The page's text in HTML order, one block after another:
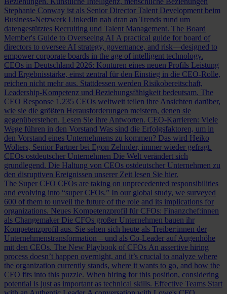
Stephanie Conway ist als Senior Director Talent Development beim
Business-Netzwerk LinkedIn nah dran an Trends rund um
datengestütztes Recruiting und Talent Management. The Board
Member's Guide to Overseeing AI A practical guide for board of
directors to oversee AI strategy, governance, and risk—designed to
empower corporate boards in the age of intelligent technology.
CEOs in Deutschland 2026: Konturen eines neuen Profils Leistung
und Ergebnisstärke, einst zentral für den Einstieg in die CEO-Rolle,
reichen nicht mehr aus. Stattdessen werden Risikobereitschaft,
Leadership-Kompetenz und Beziehungsfähigkeit bedeutsam. The
CEO Response 1.235 CEOs weltweit teilen ihre Ansichten darüber,
wie sie die größten Herausforderungen meistern, denen sie
gegenüberstehen. Lesen Sie ihre Antworten. CEO-Karrieren: Viele
Wege führen in den Vorstand Was sind die Erfolgsfaktoren, um in
den Vorstand eines Unternehmens zu kommen? Das wird Heiko
Wolters, Senior Partner bei Egon Zehnder, immer wieder gefragt.
CEOs ostdeutscher Unternehmen Die Welt verändert sich
grundlegend. Die Haltung von CEOs ostdeutscher Unternehmen zu
den disruptiven Ereignissen unserer Zeit lesen Sie hier.
The Super CFO CFOs are taking on unprecedented responsibilities
and evolving into “super CFOs.” In our global study, we surveyed
600 of them to unveil the future of the role and its implications for
organizations. Neues Kompetenzprofil für CFOs: Finanzchef:innen
als Changemaker Die CFOs großer Unternehmen bauen ihr
Kompetenzprofil aus. Sie sehen sich heute als Treiber:innen der
Unternehmenstransformation – und als Co-Leader auf Augenhöhe
mit den CEOs. The New Playbook of CFOs An assertive hiring
process doesn’t happen overnight, and it’s crucial to analyze where
the organization currently stands, where it wants to go, and how the
CFO fits into this puzzle. When hiring for this position, considering
potential is just as important as technical skills. Effective Teams Start